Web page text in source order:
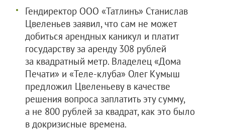
Гендиректор ООО «Татлинъ» Станислав
Цвеленьев заявил, что сам не может
добиться арендных каникул и платит
государству за аренду 308 рублей
за квадратный метр. Владелец «Дома
Печати» и «Теле-клуба» Олег Кумыш
предложил Цвеленьеву в качестве
решения вопроса заплатить эту сумму,
а не 800 рублей за квадрат, как это было
в докризисные времена.